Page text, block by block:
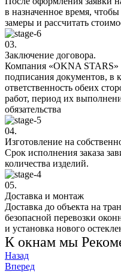
в назначенное время,
замеры и рассчитать
03.
Заключение договора.
Компания «OKNA STARS»
подписания документов, в
ответственность обеих
работ, период их
обязательства
04.
Изготовление на
Срок исполнения заказа
количества изделий.
05.
Доставка и монтаж
Доставка до объекта на
безопасной перевозки
и установка нового
К окнам мы
Назад
Вперед